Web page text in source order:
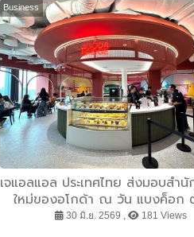
Business
เจแอลแอล ประเทศไทย ส่งมอบสำ
ใหม่ของอโกด้า ณ วัน แบงค็อก
สถานที่ทำงานยุคใหม่ที่เน้นเทคโน
30 มิ.ย. 2569 , 181 Views